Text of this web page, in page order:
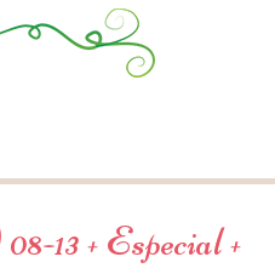
13 + Especial +